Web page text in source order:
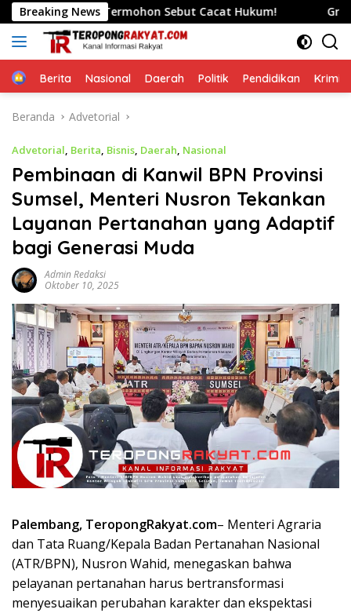
Langsung
ke
konten
Breaking News
Termohon Sebut Cacat Hukum! Ground Breaking
HomeBerita Nasional Daerah Politik Pendidikan
Beranda Advetorial
Advetorial, Berita, Bisnis, Daerah, Nasional
Pembinaan di Kanwil BPN Provinsi
Sumsel, Menteri Nusron Tekankan
Layanan Pertanahan yang Adaptif
bagi Generasi Muda
Admin Redaksi
Oktober 10, 2025
Palembang, TeropongRakyat.com– Menteri Agraria
dan Tata Ruang/Kepala Badan Pertanahan Nasional
(ATR/BPN), Nusron Wahid, menegaskan bahwa
pelayanan pertanahan harus bertransformasi
menyesuaikan perubahan karakter dan ekspektasi